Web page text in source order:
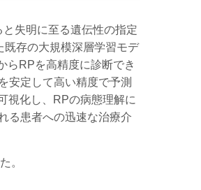
失明に至る遺伝性の指定
存の大規模深層学習モデ
らRPを高精度に診断でき
安定して高い精度で予測
視化し、RPの病態理解に
る患者への迅速な治療介
。